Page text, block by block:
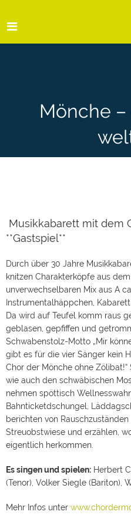
Mönche
Musikkabarett mit dem
**Gastspiel**
Durch über 30 Jahre
knitzen Charakterköpfe aus
unverwechselbaren Mix aus A
Instrumentalhäppchen,
Da wird auf Teufel komm raus
geblasen, gepfiffen und
Schwabenstolz-Motto „Mir
gibt es für die vier Sänger kein
Chor der Mönche ohne
wie auch den schwäbischen
nehmen spöttisch
Bahnticketdschungel,
berichten von
Streuobstwiese und erzählen,
eigentlich herkommen.
Es singen und spielen: Herbert
(Tenor), Volker Siegle (Bariton),
Mehr Infos unter